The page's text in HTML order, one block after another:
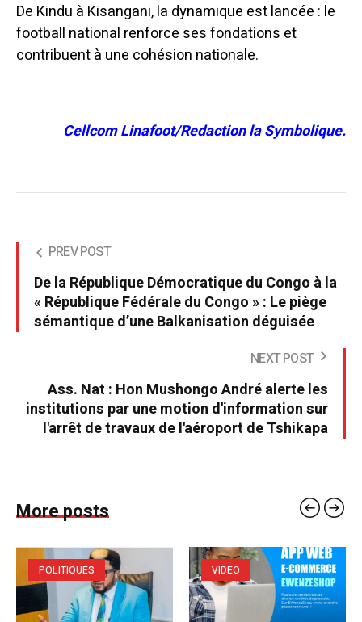
De Kindu à Kisangani, la dynamique est lancée : le
football national renforce ses fondations et
contribuent à une cohésion nationale.
Cellcom Linafoot/Redaction la Symbolique.
PREV POST
De la République Démocratique du Congo à la
« République Fédérale du Congo » : Le piège
sémantique d’une Balkanisation déguisée
NEXT POST
Ass. Nat : Hon Mushongo André alerte les
institutions par une motion d'information sur
l'arrêt de travaux de l'aéroport de Tshikapa
More posts
POLITIQUES VIDEO